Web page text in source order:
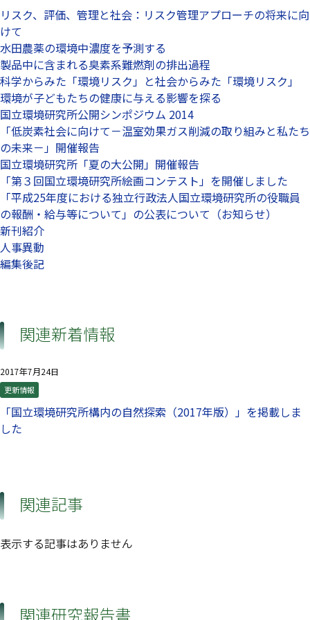
リスク、評価、管理と社会：リスク管理アプローチの将来に向
けて
水田農薬の環境中濃度を予測する
製品中に含まれる臭素系難燃剤の排出過程
科学からみた「環境リスク」と社会からみた「環境リスク」
環境が子どもたちの健康に与える影響を探る
国立環境研究所公開シンポジウム 2014
「低炭素社会に向けて－温室効果ガス削減の取り組みと私たち
の未来－」開催報告
国立環境研究所「夏の大公開」開催報告
「第３回国立環境研究所絵画コンテスト」を開催しました
「平成25年度における独立行政法人国立環境研究所の役職員
の報酬・給与等について」の公表について（お知らせ）
新刊紹介
人事異動
編集後記
関連新着情報
2017年7月24日
更新情報
「国立環境研究所構内の自然探索（2017年版）」を掲載しま
した
関連記事
表示する記事はありません
関連研究報告書